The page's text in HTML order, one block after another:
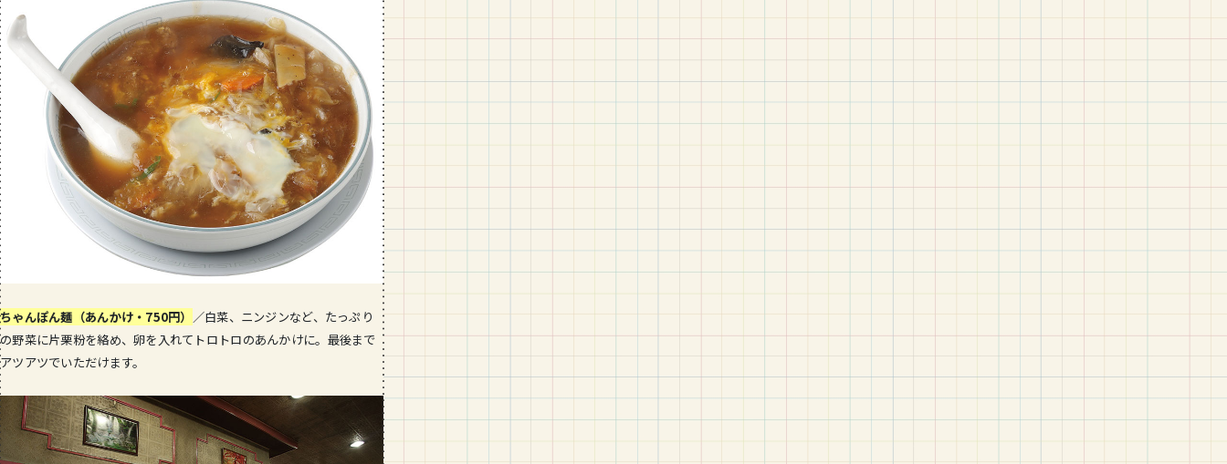
ちゃんぽん麺（あんかけ・ 750円） ／白菜、ニンジンなど、たっぷり
の野菜に片栗粉を絡め、卵を入れてトロトロのあんかけに。最後まで
アツアツでいただけます。